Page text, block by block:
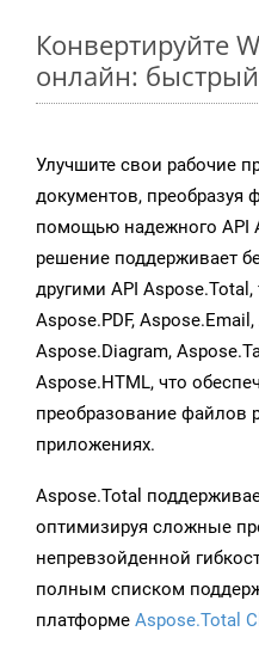
Конвертируйте
онлайн:
Улучшите свои рабочие
документов, преобразуя
помощью надежного API
решение поддерживает
другими API
Aspose.PDF,
Aspose.Diagram,
Aspose.HTML, что
преобразование файлов
приложениях.
Aspose.Total
оптимизируя сложные
непревзойденной
полным списком
платформе Aspose.Total